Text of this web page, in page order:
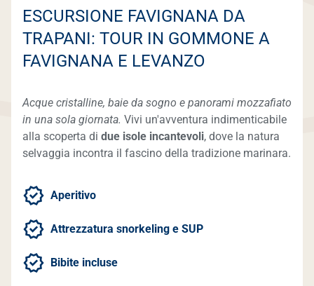
ESCURSIONE FAVIGNANA DA
TRAPANI: TOUR IN GOMMONE A
FAVIGNANA E LEVANZO
Acque cristalline, baie da sogno e panorami mozzafiato
in una sola giornata. Vivi un'avventura indimenticabile
alla scoperta di due isole incantevoli, dove la natura
selvaggia incontra il fascino della tradizione marinara.
Aperitivo
Attrezzatura snorkeling e SUP
Bibite incluse